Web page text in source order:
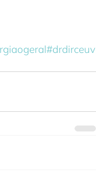
#drdirceuv